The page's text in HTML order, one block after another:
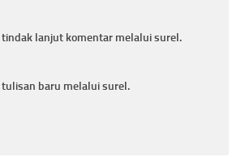
tindak lanjut komentar melalui surel.
tulisan baru melalui surel.